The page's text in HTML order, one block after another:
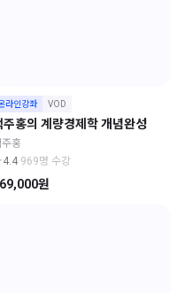
라인강좌 VOD
주홍의 계량경제학 개념완성
주홍
4.4·969명 수강
원